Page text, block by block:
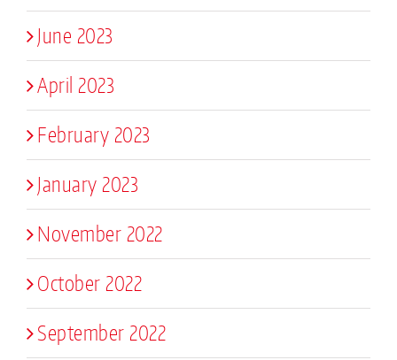
June 2023
April 2023
February 2023
January 2023
November 2022
October 2022
September 2022